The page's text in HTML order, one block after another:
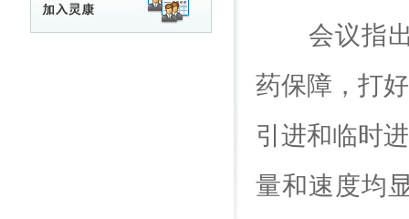
会议指出
药保障，打
引进和临时
量和速度均